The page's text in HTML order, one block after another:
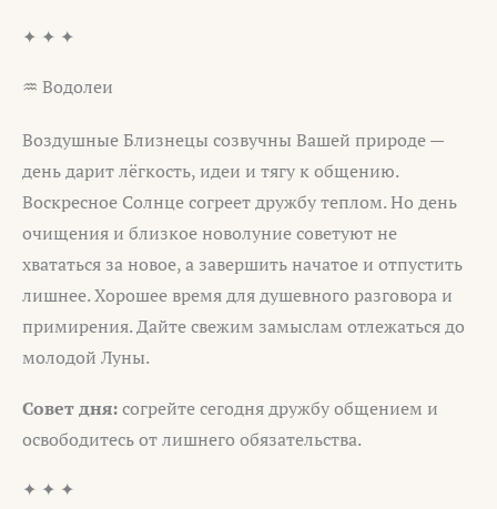
✦ ✦ ✦
♒ Водолеи
Воздушные Близнецы созвучны Вашей природе —
день дарит лёгкость, идеи и тягу к общению.
Воскресное Солнце согреет дружбу теплом. Но день
очищения и близкое новолуние советуют не
хвататься за новое, а завершить начатое и отпустить
лишнее. Хорошее время для душевного разговора и
примирения. Дайте свежим замыслам отлежаться до
молодой Луны.
Совет дня:согрейте сегодня дружбу общением и
освободитесь от лишнего обязательства.
✦ ✦ ✦